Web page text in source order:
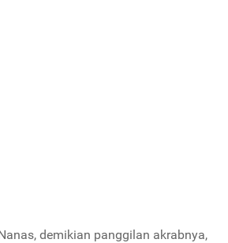
demikian panggilan akrabnya,